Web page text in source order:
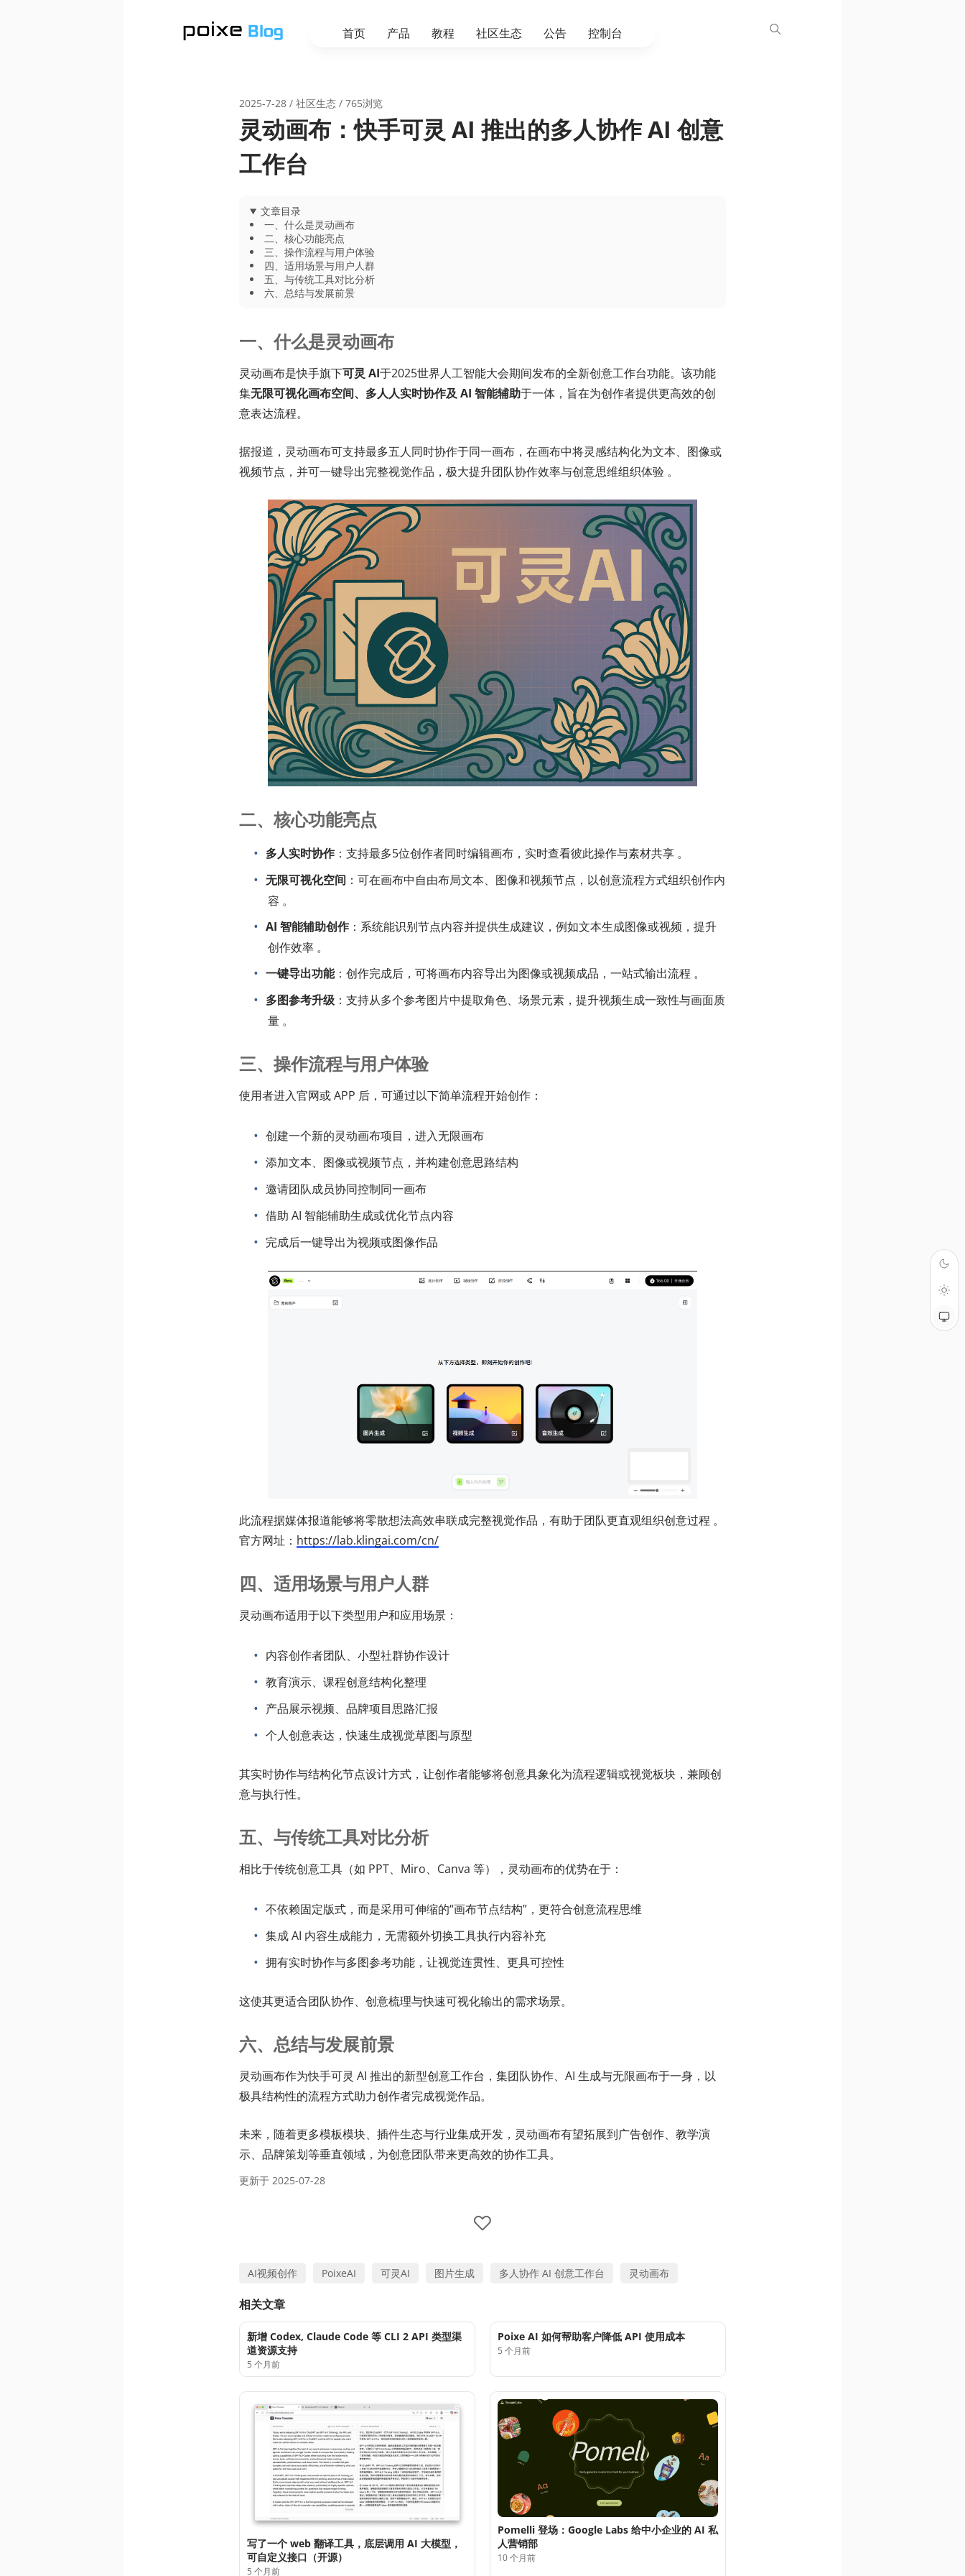
首页 产品 教程 社区生态 公告 控制台
2025-7-28 / 社区生态 / 765浏览
灵动画布：快手可灵 AI 推出的多人协作 AI 创意
工作台
文章目录
一、什么是灵动画布
二、核心功能亮点
三、操作流程与用户体验
四、适用场景与用户人群
五、与传统工具对比分析
六、总结与发展前景
一、什么是灵动画布
灵动画布是快手旗下可灵 AI于2025世界人工智能大会期间发布的全新创意工作台功能。该功能
集无限可视化画布空间、多人人实时协作及 AI 智能辅助于一体，旨在为创作者提供更高效的创
意表达流程。
据报道，灵动画布可支持最多五人同时协作于同一画布，在画布中将灵感结构化为文本、图像或
视频节点，并可一键导出完整视觉作品，极大提升团队协作效率与创意思维组织体验 。
二、核心功能亮点
多人实时协作：支持最多5位创作者同时编辑画布，实时查看彼此操作与素材共享 。
无限可视化空间 ：可在画布中自由布局文本、图像和视频节点，以创意流程方式组织创作内
容 。
AI 智能辅助创作：系统能识别节点内容并提供生成建议，例如文本生成图像或视频，提升
创作效率 。
一键导出功能：创作完成后，可将画布内容导出为图像或视频成品，一站式输出流程 。
多图参考升级 ：支持从多个参考图片中提取角色、场景元素，提升视频生成一致性与画面质
量 。
三、操作流程与用户体验
使用者进入官网或 APP 后，可通过以下简单流程开始创作：
创建一个新的灵动画布项目，进入无限画布
添加文本、图像或视频节点，并构建创意思路结构
邀请团队成员协同控制同一画布
借助 AI 智能辅助生成或优化节点内容
完成后一键导出为视频或图像作品
此流程据媒体报道能够将零散想法高效串联成完整视觉作品，有助于团队更直观组织创意过程 。
官方网址： https://lab.klingai.com/cn/
四、适用场景与用户人群
灵动画布适用于以下类型用户和应用场景：
内容创作者团队、小型社群协作设计
教育演示、课程创意结构化整理
产品展示视频、品牌项目思路汇报
个人创意表达，快速生成视觉草图与原型
其实时协作与结构化节点设计方式，让创作者能够将创意具象化为流程逻辑或视觉板块，兼顾创
意与执行性。
五、与传统工具对比分析
相比于传统创意工具（如 PPT、Miro、Canva 等），灵动画布的优势在于：
不依赖固定版式，而是采用可伸缩的“画布节点结构”，更符合创意流程思维
集成 AI 内容生成能力，无需额外切换工具执行内容补充
拥有实时协作与多图参考功能，让视觉连贯性、更具可控性
这使其更适合团队协作、创意梳理与快速可视化输出的需求场景。
六、总结与发展前景
灵动画布作为快手可灵 AI 推出的新型创意工作台，集团队协作、AI 生成与无限画布于一身，以
极具结构性的流程方式助力创作者完成视觉作品。
未来，随着更多模板模块、插件生态与行业集成开发，灵动画布有望拓展到广告创作、教学演
示、品牌策划等垂直领域，为创意团队带来更高效的协作工具。
更新于 2025-07-28
AI视频创作 PoixeAI 可灵AI 图片生成 多人协作 AI 创意工作台 灵动画布
相关文章
新增 Codex, Claude Code 等 CLI 2 API 类型渠
道资源支持
5 个月前
Poixe AI 如何帮助客户降低 API 使用成本
5 个月前
写了一个 web 翻译工具，底层调用 AI 大模型，
可自定义接口（开源）
5 个月前
Pomelli 登场：Google Labs 给中小企业的 AI 私
人营销部
10 个月前